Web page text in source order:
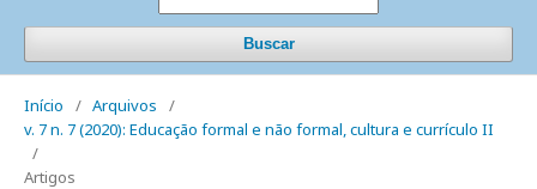
Buscar
Início / Arquivos
/
v. 7 n. 7 (2020): Educação formal e não formal, cultura e currículo II
/
Artigos